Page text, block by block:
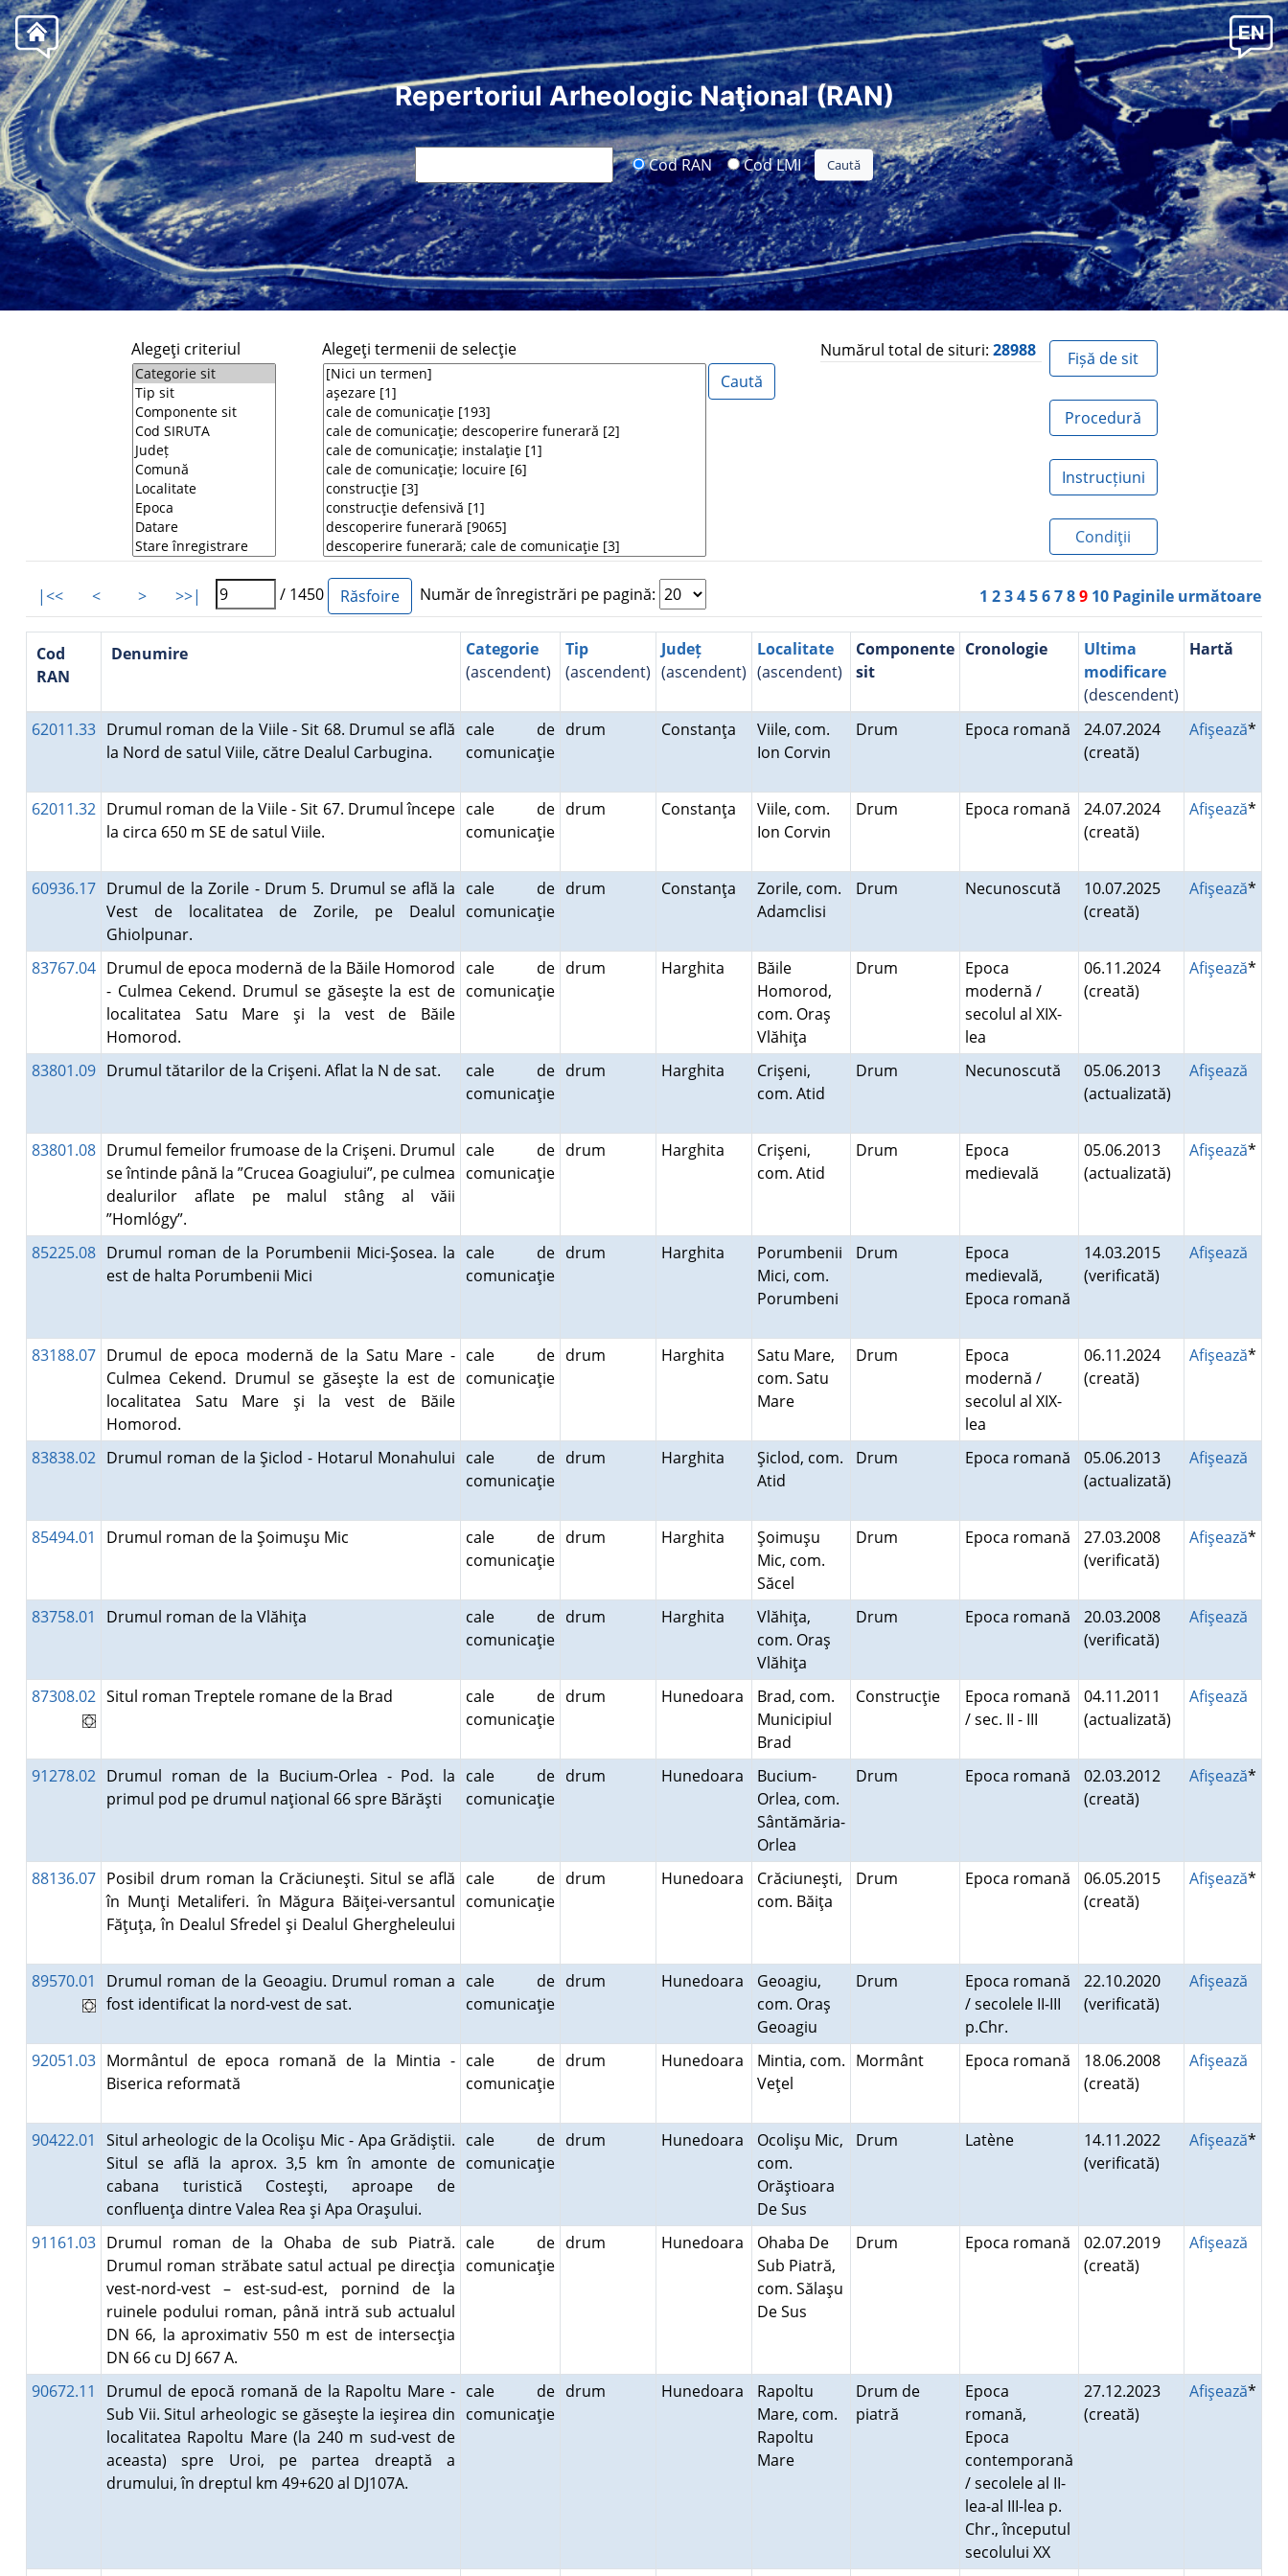
Repertoriul Arheologic Naţional (RAN)
Cod RAN Cod LMI
Alegeţi criteriul Alegeţi termenii de selecţie Numărul total de situri: 28988 Fișă de sit
Procedură
Instrucțiuni
Condiţii
|<< < > >>| / 1450 Număr de înregistrări pe pagină: 1 23456789 10 Paginile următoare
Cod
RAN
Denumire
Categorie
(ascendent)
Tip
(ascendent)
Județ
(ascendent)
Localitate
(ascendent)
Componente
sit
Cronologie
Ultima
modificare
(descendent)
Hartă
62011.33 Drumul roman de la Viile - Sit 68. Drumul se află
la Nord de satul Viile, către Dealul Carbugina.
cale de
comunicaţie
drum Constanţa
Viile, com.
Ion Corvin
Drum Epoca romană
24.07.2024
(creată)
Afişează*
62011.32 Drumul roman de la Viile - Sit 67. Drumul începe
la circa 650 m SE de satul Viile.
cale de
comunicaţie
drum Constanţa
Viile, com.
Ion Corvin
Drum Epoca romană
24.07.2024
(creată)
Afişează*
60936.17 Drumul de la Zorile - Drum 5. Drumul se află la
Vest de localitatea de Zorile, pe Dealul
Ghiolpunar.
cale de
comunicaţie
drum Constanţa
Zorile, com.
Adamclisi
Drum Necunoscută
10.07.2025
(creată)
Afişează*
83767.04 Drumul de epoca modernă de la Băile Homorod
- Culmea Cekend. Drumul se găseşte la est de
localitatea Satu Mare şi la vest de Băile
Homorod.
cale de
comunicaţie
drum Harghita
Băile
Homorod,
com. Oraş
Vlăhiţa
Drum
Epoca
modernă /
secolul al XIX-
lea
06.11.2024
(creată)
Afişează*
83801.09 Drumul tătarilor de la Crişeni. Aflat la N de sat.
cale de
comunicaţie
drum Harghita
Crişeni,
com. Atid
Drum Necunoscută
05.06.2013
(actualizată)
Afişează
83801.08 Drumul femeilor frumoase de la Crişeni. Drumul
se întinde până la ”Crucea Goagiului”, pe culmea
dealurilor aflate pe malul stâng al văii
”Homlógy”.
cale de
comunicaţie
drum Harghita
Crişeni,
com. Atid
Drum
Epoca
medievală
05.06.2013
(actualizată)
Afişează*
85225.08 Drumul roman de la Porumbenii Mici-Şosea. la
est de halta Porumbenii Mici
cale de
comunicaţie
drum Harghita
Porumbenii
Mici, com.
Porumbeni
Drum
Epoca
medievală,
Epoca romană
14.03.2015
(verificată)
Afişează
83188.07 Drumul de epoca modernă de la Satu Mare -
Culmea Cekend. Drumul se găseşte la est de
localitatea Satu Mare şi la vest de Băile
Homorod.
cale de
comunicaţie
drum Harghita
Satu Mare,
com. Satu
Mare
Drum
Epoca
modernă /
secolul al XIX-
lea
06.11.2024
(creată)
Afişează*
83838.02 Drumul roman de la Şiclod - Hotarul Monahului cale de
comunicaţie
drum Harghita
Şiclod, com.
Atid
Drum Epoca romană
05.06.2013
(actualizată)
Afişează
85494.01 Drumul roman de la Şoimuşu Mic
cale de
comunicaţie
drum Harghita
Şoimuşu
Mic, com.
Săcel
Drum Epoca romană
27.03.2008
(verificată)
Afişează*
83758.01 Drumul roman de la Vlăhiţa
cale de
comunicaţie
drum Harghita
Vlăhiţa,
com. Oraş
Vlăhiţa
Drum Epoca romană
20.03.2008
(verificată)
Afişează
87308.02 Situl roman Treptele romane de la Brad
cale de
comunicaţie
drum Hunedoara
Brad, com.
Municipiul
Brad
Construcţie
Epoca romană
/ sec. II - III
04.11.2011
(actualizată)
Afişează
91278.02 Drumul roman de la Bucium-Orlea - Pod. la
primul pod pe drumul naţional 66 spre Bărăşti
cale de
comunicaţie
drum Hunedoara
Bucium-
Orlea, com.
Sântămăria-
Orlea
Drum Epoca romană
02.03.2012
(creată)
Afişează*
88136.07 Posibil drum roman la Crăciuneşti. Situl se află
în Munţi Metaliferi. în Măgura Băiţei-versantul
Făţuţa, în Dealul Sfredel şi Dealul Ghergheleului
cale de
comunicaţie
drum Hunedoara
Crăciuneşti,
com. Băiţa
Drum Epoca romană
06.05.2015
(creată)
Afişează*
89570.01
Drumul roman de la Geoagiu. Drumul roman a
fost identificat la nord-vest de sat.
cale de
comunicaţie
drum Hunedoara
Geoagiu,
com. Oraş
Geoagiu
Drum
Epoca romană
/ secolele II-III
p.Chr.
22.10.2020
(verificată)
Afişează
92051.03 Mormântul de epoca romană de la Mintia -
Biserica reformată
cale de
comunicaţie
drum Hunedoara
Mintia, com.
Veţel
Mormânt Epoca romană
18.06.2008
(creată)
Afişează
90422.01
Situl arheologic de la Ocolişu Mic - Apa Grădiştii.
Situl se află la aprox. 3,5 km în amonte de
cabana turistică Costeşti, aproape de
confluenţa dintre Valea Rea şi Apa Oraşului.
cale de
comunicaţie
drum Hunedoara
Ocolişu Mic,
com.
Orăştioara
De Sus
Drum Latène
14.11.2022
(verificată)
Afişează*
91161.03 Drumul roman de la Ohaba de sub Piatră.
Drumul roman străbate satul actual pe direcţia
vest-nord-vest – est-sud-est, pornind de la
ruinele podului roman, până intră sub actualul
DN 66, la aproximativ 550 m est de intersecţia
DN 66 cu DJ 667 A.
cale de
comunicaţie
drum Hunedoara
Ohaba De
Sub Piatră,
com. Sălaşu
De Sus
Drum Epoca romană
02.07.2019
(creată)
Afişează
90672.11
Drumul de epocă romană de la Rapoltu Mare -
Sub Vii. Situl arheologic se găseşte la ieşirea din
localitatea Rapoltu Mare (la 240 m sud-vest de
aceasta) spre Uroi, pe partea dreaptă a
drumului, în dreptul km 49+620 al DJ107A.
cale de
comunicaţie
drum Hunedoara
Rapoltu
Mare, com.
Rapoltu
Mare
Drum de
piatră
Epoca
romană,
Epoca
contemporană
/ secolele al II-
lea-al III-lea p.
Chr., începutul
secolului XX
27.12.2023
(creată)
Afişează*